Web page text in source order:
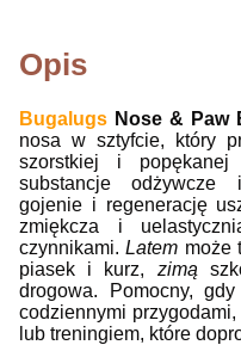
Opis
Bugalugs Nose & Paw
nosa w sztyfcie, który
szorstkiej i
substancje odżywcze
gojenie i regenerację
zmiękcza i
czynnikami.Latem może
piasek i kurz, zimą
drogowa. Pomocny,
codziennymi
lub treningiem, które